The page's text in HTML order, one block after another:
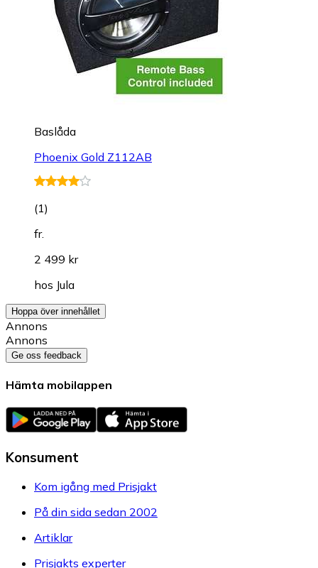
Baslåda
Phoenix Gold Z112AB
(1)
fr.
2 499 kr
hos Jula
Hoppa över innehållet
Annons
Annons
Ge oss feedback
Hämta mobilappen
Konsument
Kom igång med Prisjakt
På din sida sedan 2002
Artiklar
Prisjakts experter